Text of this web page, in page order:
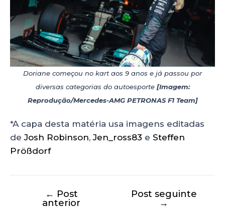
Doriane começou no kart aos 9 anos e já passou por
diversas categorias do autoesporte[Imagem:
Reprodução/Mercedes-AMG PETRONAS F1 Team]
*A capa desta matéria usa imagens editadas
deJosh Robinson,Jen_ross83 e Steffen
Prößdorf
← Post
anterior
Post seguinte
→